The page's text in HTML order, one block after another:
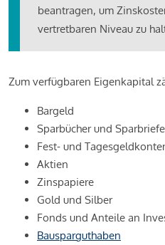
beantragen, um
vertretbaren Niveau zu
Zum verfügbaren Eigenkapital
Bargeld
Sparbücher und Sparbriefe
Fest- und
Aktien
Zinspapiere
Gold und Silber
Fonds und Anteile an
Bausparguthaben